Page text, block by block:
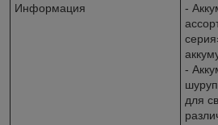
Информация
-
-
для